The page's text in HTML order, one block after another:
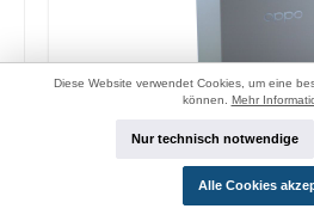
Oppo OP92J Vooc
Diese Website verwendet Cookies, um eine
können. Mehr
Nur technisch notwendige
Alle Cookies